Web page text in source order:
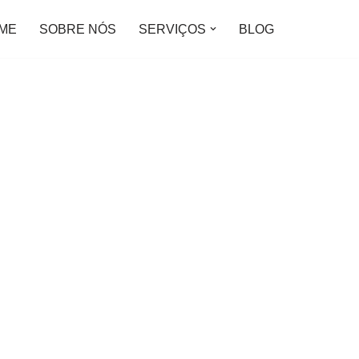
SOBRE NÓS SERVIÇOS BLOG